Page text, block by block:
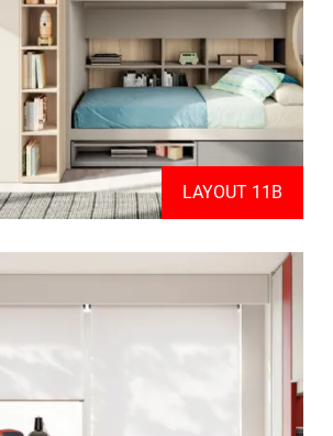
LAYOUT 11B